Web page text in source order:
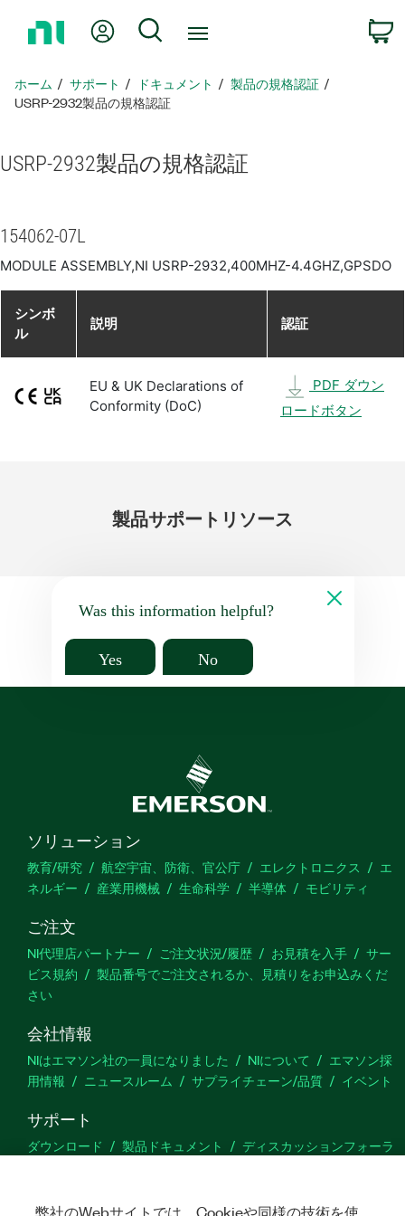
ペ
ー
戻
Myアカウント
検索
ホーム サポート ドキュメント
製品​の​規格​認証
USRP-2932製品​の​規格​認証
USRP-2932製品​の​規格​認証
154062-07L
MODULE ASSEMBLY,NI USRP-2932,400MHZ-4.4GHZ,GPSDO
シンボ
ル
説明 認証
EU & UK Declarations of
Conformity (DoC)
PDF ダウン
ロードボタン
製品サポート リソース
Was this information helpful?
Yes No
ソリューション
教育/研究 航空宇宙、防衛、官公庁 エレクトロニクス
エ
ネルギー
産業用機械 生命科学 半導体 モビリティ
ご注文
NI代理店パートナー ご注文状況/履歴 お見積を入手
サー
ビス規約
製品番号でご注文されるか、見積りをお申込みくだ
さい
会社情報
NIはエマソン社の一員になりました NIについて
エマソン採
用情報
ニュースルーム サプライチェーン/品質 イベント
サポート
ダウンロード 製品ドキュメント
ディスカッションフォーラ
弊社のWebサイトでは、Cookieや同様の技術を使